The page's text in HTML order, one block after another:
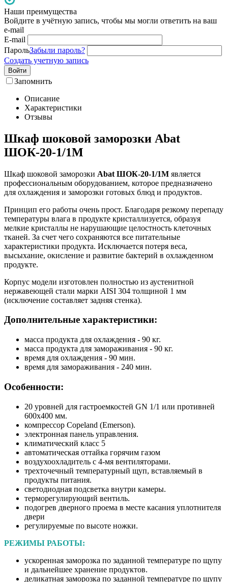
Наши преимущества
Войдите в учётную запись, чтобы мы могли ответить на ваш
e-mail
E-mail
ПарольЗабыли пароль?
Создать учетную запись
Войти
Запомнить
Описание
Характеристики
Отзывы
Шкаф шоковой заморозки Abat
ШОК-20-1/1М
Шкаф шоковой заморозки Abat ШОК-20-1/1М является
профессиональным оборудованием, которое предназначено
для охлаждения и заморозки готовых блюд и продуктов.
Принцип его работы очень прост. Благодаря резкому перепаду
температуры влага в продукте кристаллизуется, образуя
мелкие кристаллы не нарушающие целостность клеточных
тканей. За счет чего сохраняются все питательные
характеристики продукта. Исключается потеря веса,
высыхание, окисление и развитие бактерий в охлажденном
продукте.
Корпус модели изготовлен полностью из аустенитной
нержавеющей стали марки AISI 304 толщиной 1 мм
(исключение составляет задняя стенка).
Дополнительные характеристики:
масса продукта для охлаждения - 90 кг.
масса продукта для замораживания - 90 кг.
время для охлаждения - 90 мин.
время для замораживания - 240 мин.
Особенности:
20 уровней для гастроемкостей GN 1/1 или противней
600х400 мм.
компрессор Copeland (Emerson).
электронная панель управления.
климатический класс 5
автоматическая оттайка горячим газом
воздухоохладитель с 4-мя вентиляторами.
трехточечный температурный щуп, вставляемый в
продукты питания.
светодиодная подсветка внутри камеры.
терморегулирующий вентиль.
подогрев дверного проема в месте касания уплотнителя
двери
регулируемые по высоте ножки.
РЕЖИМЫ РАБОТЫ:
ускоренная заморозка по заданной температуре по щупу
и дальнейшее хранение продуктов.
деликатная заморозка по заданной температуре по щупу